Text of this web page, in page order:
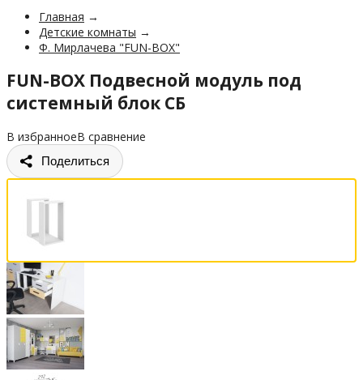
Главная →
Детские комнаты →
Ф. Мирлачева "FUN-BOX"
FUN-BOX Подвесной модуль под
системный блок СБ
В избранноеВ сравнение
Поделиться